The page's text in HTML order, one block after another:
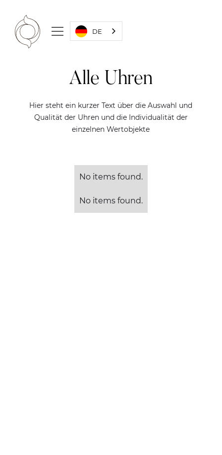
DE
Alle Uhren
Hier steht ein kurzer Text über die Auswahl und
Qualität der Uhren und die Individualität der
einzelnen Wertobjekte
No items found.
No items found.